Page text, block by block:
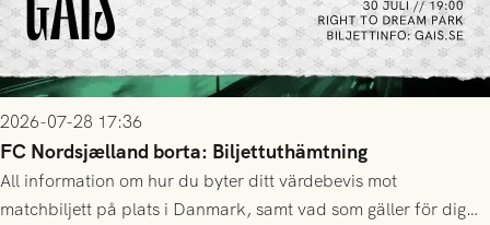
2026-07-28 17:36
FC Nordsjælland borta: Biljettuthämtning
All information om hur du byter ditt värdebevis mot
matchbiljett på plats i Danmark, samt vad som gäller för dig